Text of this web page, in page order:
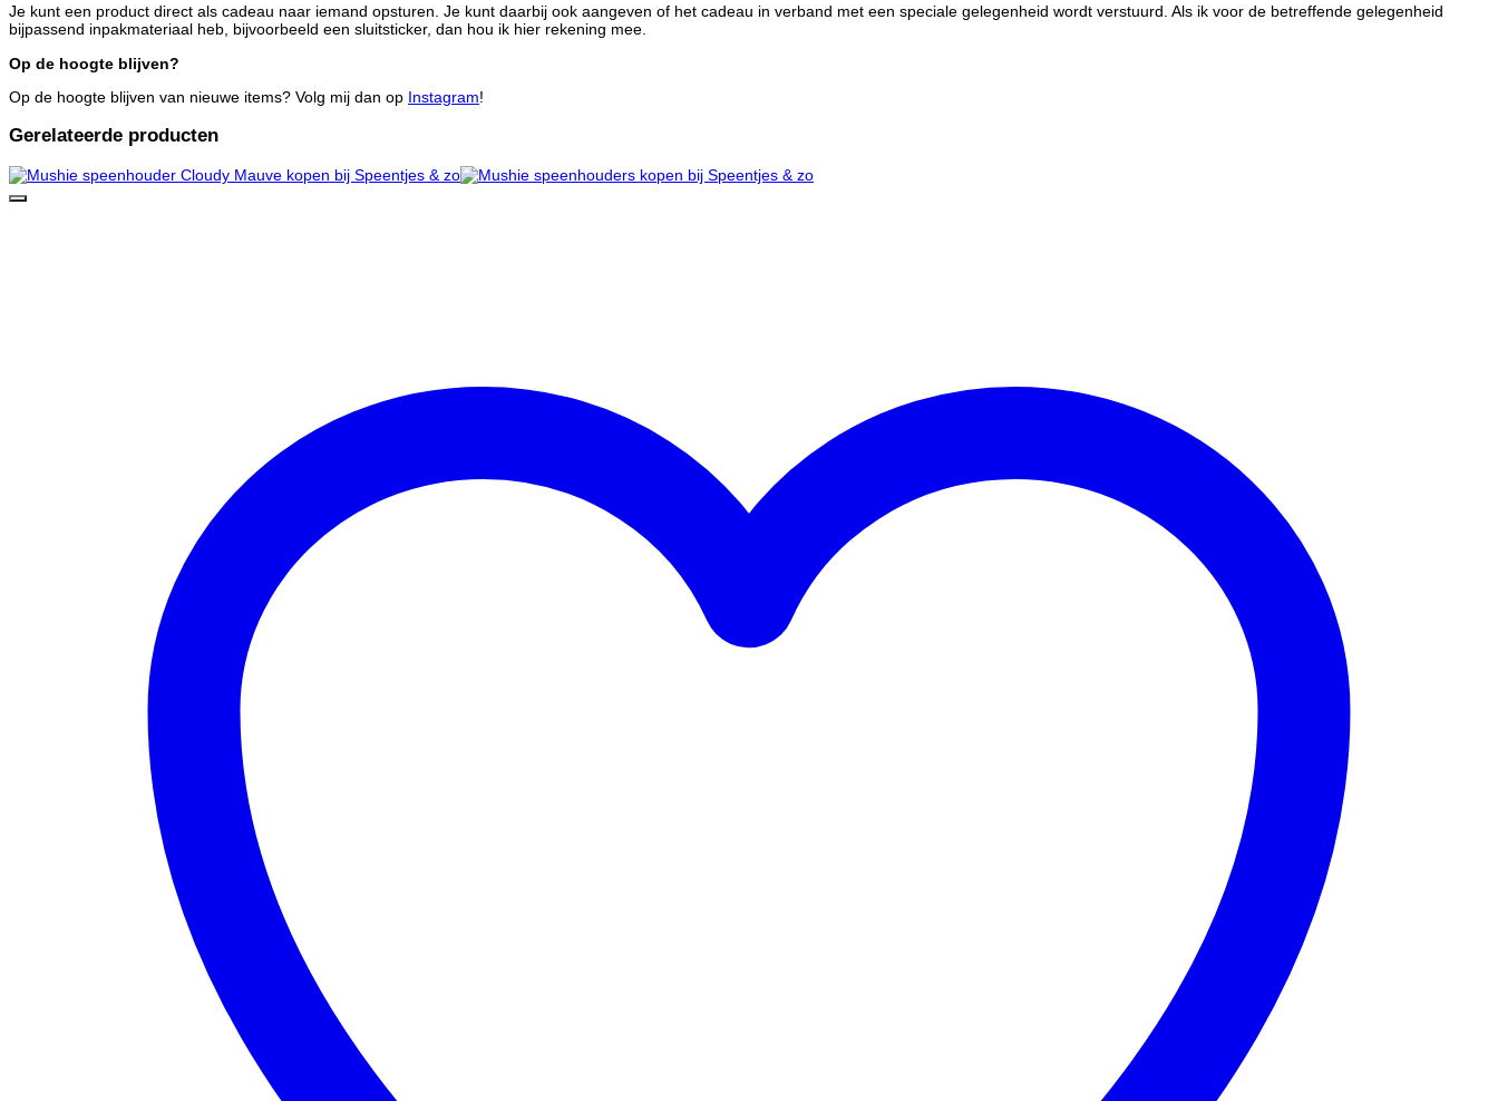
Je kunt een product direct als cadeau naar iemand opsturen. Je kunt daarbij ook aangeven of het cadeau in verband met een speciale gelegenheid wordt verstuurd. Als ik voor de betreffende gelegenheid
bijpassend inpakmateriaal heb, bijvoorbeeld een sluitsticker, dan hou ik hier rekening mee.
Op de hoogte blijven?
Op de hoogte blijven van nieuwe items? Volg mij dan op Instagram!
Gerelateerde producten